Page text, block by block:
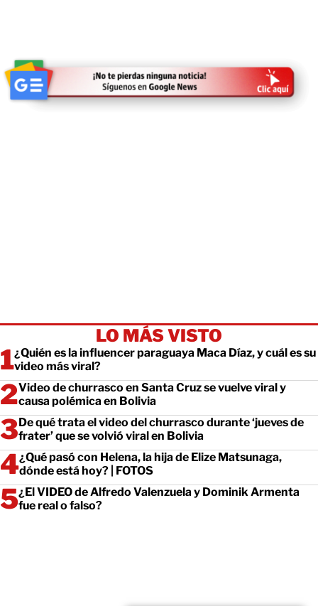
LO MÁS VISTO
¿Quién es la influencer paraguaya Maca Díaz, y cuál es su
video más viral?
Video de churrasco en Santa Cruz se vuelve viral y
causa polémica en Bolivia
De qué trata el video del churrasco durante ‘jueves de
frater’ que se volvió viral en Bolivia
¿Qué pasó con Helena, la hija de Elize Matsunaga,
dónde está hoy? | FOTOS
¿El VIDEO de Alfredo Valenzuela y Dominik Armenta
fue real o falso?